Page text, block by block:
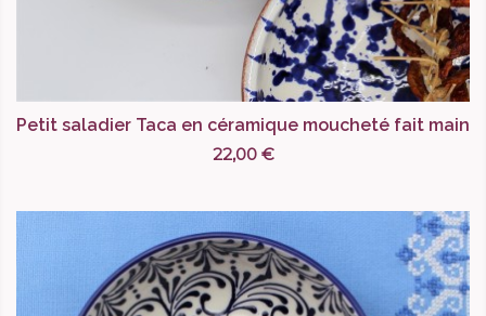
Petit saladier Taca en céramique moucheté fait main
22,00 €